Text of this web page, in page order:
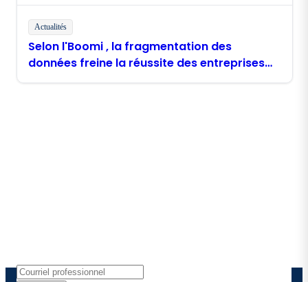
Actualités
Selon l'Boomi , la fragmentation des
données freine la réussite des entreprises
philippines dans le domaine de l'IA